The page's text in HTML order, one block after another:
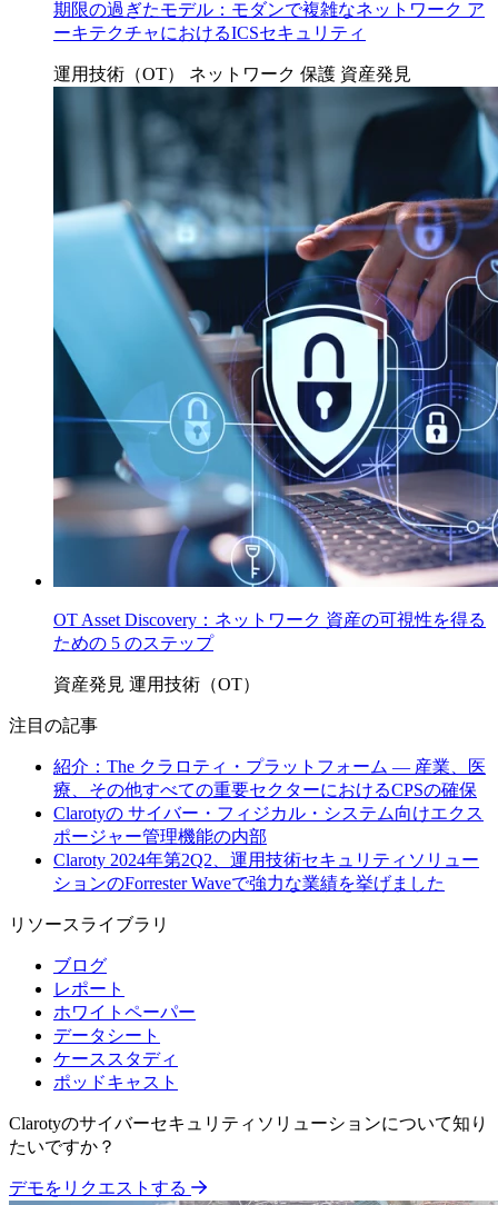
期限の過ぎたモデル：モダンで複雑なネットワーク ア
ーキテクチャにおけるICSセキュリティ
運用技術（OT） ネットワーク 保護 資産発見
OT Asset Discovery：ネットワーク 資産の可視性を得る
ための 5 のステップ
資産発見 運用技術（OT）
注目の記事
紹介：The クラロティ・プラットフォーム — 産業、医
療、その他すべての重要セクターにおけるCPSの確保
Clarotyの サイバー・フィジカル・システム向けエクス
ポージャー管理機能の内部
Claroty 2024年第2Q2、運用技術セキュリティソリュー
ションのForrester Waveで強力な業績を挙げました
リソースライブラリ
ブログ
レポート
ホワイトペーパー
データシート
ケーススタディ
ポッドキャスト
Clarotyのサイバーセキュリティソリューションについて知り
たいですか？
デモをリクエストする